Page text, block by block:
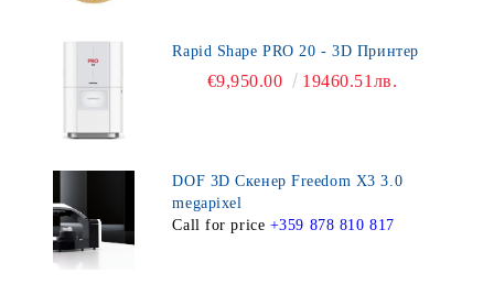
Rapid Shape PRO 20 - 3D Принтер
€9,950.00 19460.51лв.
DOF 3D Скенер Freedom X3 3.0
megapixel
Call for price +359 878 810 817